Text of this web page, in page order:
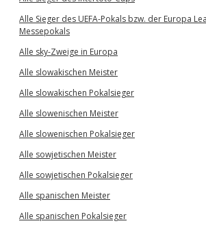
Alle Sieger des UEFA-Pokals bzw. der Europa
Messepokals
Alle sky-Zweige in Europa
Alle slowakischen Meister
Alle slowakischen Pokalsieger
Alle slowenischen Meister
Alle slowenischen Pokalsieger
Alle sowjetischen Meister
Alle sowjetischen Pokalsieger
Alle spanischen Meister
Alle spanischen Pokalsieger